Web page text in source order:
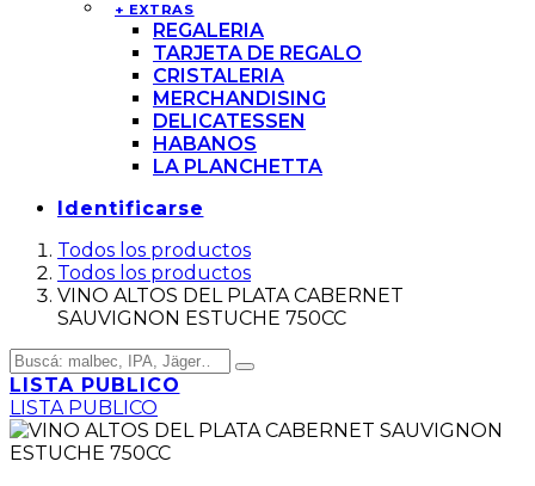
+ EXTRAS
REGALERIA
TARJETA DE REGALO
CRISTALERIA
MERCHANDISING
DELICATESSEN
HABANOS
LA PLANCHETTA
Identificarse
Todos los productos
Todos los productos
VINO ALTOS DEL PLATA CABERNET
SAUVIGNON ESTUCHE 750CC
LISTA PUBLICO
LISTA PUBLICO